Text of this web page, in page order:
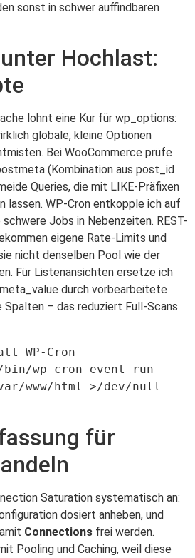
sonst in schwer auffindbaren
Hochlast:
lohnt eine Kur für wp_options:
globale, kleine Optionen
Bei WooCommerce prüfe
(Kombination aus post_id
Queries, die mit LIKE-Präfixen
lassen. WP-Cron entkopple ich auf
Jobs in Nebenzeiten. REST-
eigene Rate-Limits und
nicht denselben Pool wie der
Für Listenansichten ersetze ich
durch vorbearbeitete
– das reduziert Full-Scans
WP-Cron
wp cron event run --
www/html >/dev/null
für
Saturation systematisch an:
dosiert anheben, und
Connections frei werden.
Pooling und Caching, weil diese